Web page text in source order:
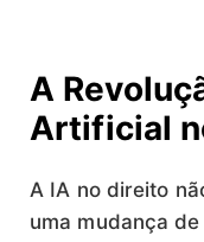
A
Artificial
A IA no direito
uma mudança